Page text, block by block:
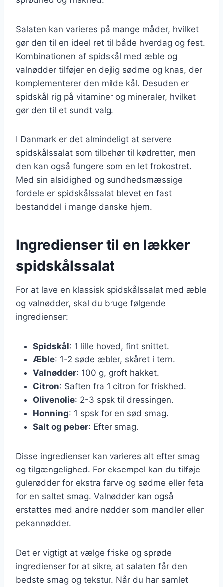
Salaten kan varieres på mange måder, hvilket
gør den til en ideel ret til både hverdag og fest.
Kombinationen af spidskål med æble og
valnødder tilføjer en dejlig sødme og knas, der
komplementerer den milde kål. Desuden er
spidskål rig på vitaminer og mineraler, hvilket
gør den til et sundt valg.
I Danmark er det almindeligt at servere
spidskålssalat som tilbehør til kødretter, men
den kan også fungere som en let frokostret.
Med sin alsidighed og sundhedsmæssige
fordele er spidskålssalat blevet en fast
bestanddel i mange danske hjem.
Ingredienser til en lækker
spidskålssalat
For at lave en klassisk spidskålssalat med æble
og valnødder, skal du bruge følgende
ingredienser:
Spidskål: 1 lille hoved, fint snittet.
Æble: 1-2 søde æbler, skåret i tern.
Valnødder: 100 g, groft hakket.
Citron: Saften fra 1 citron for friskhed.
Olivenolie: 2-3 spsk til dressingen.
Honning: 1 spsk for en sød smag.
Salt og peber: Efter smag.
Disse ingredienser kan varieres alt efter smag
og tilgængelighed. For eksempel kan du tilføje
gulerødder for ekstra farve og sødme eller feta
for en saltet smag. Valnødder kan også
erstattes med andre nødder som mandler eller
pekannødder.
Det er vigtigt at vælge friske og sprøde
ingredienser for at sikre, at salaten får den
bedste smag og tekstur. Når du har samlet